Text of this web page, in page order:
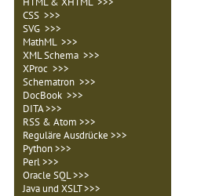
CSS >>>
SVG >>>
MathML >>>
XML Schema >>>
XProc >>>
Schematron >>>
DocBook >>>
DITA >>>
RSS & Atom >>>
Reguläre Ausdrücke >>>
Python >>>
Perl >>>
Oracle SQL >>>
Java und XSLT >>>